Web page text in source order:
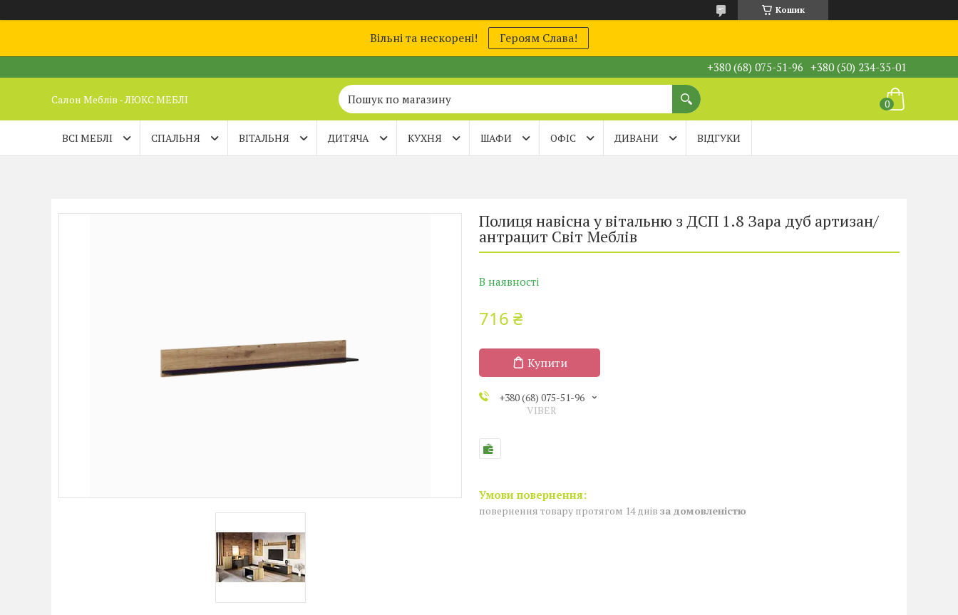
Кошик
Вільні та нескорені! Героям Слава!
+380 (68) 075-51-96 +380 (50) 234-35-01
Салон Меблів - ЛЮКС МЕБЛІ
ВСІ МЕБЛІ СПАЛЬНЯ ВІТАЛЬНЯ ДИТЯЧА КУХНЯ ШАФИ ОФІС ДИВАНИ ВІДГУКИ
Полиця навісна у вітальню з ДСП 1.8 Зара дуб артизан/
антрацит Світ Меблів
В наявності
716 ₴
Купити
+380 (68) 075-51-96
VIBER
повернення товару протягом 14 днів за домовленістю